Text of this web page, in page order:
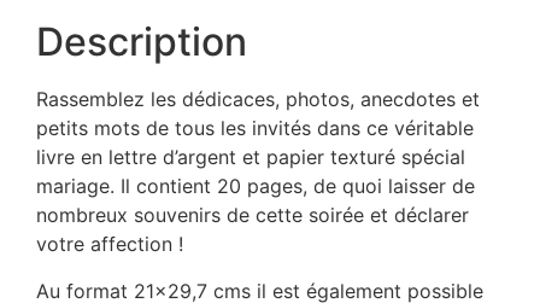
Description
Rassemblez les dédicaces, photos, anecdotes et
petits mots de tous les invités dans ce véritable
livre en lettre d’argent et papier texturé spécial
mariage. Il contient 20 pages, de quoi laisser de
nombreux souvenirs de cette soirée et déclarer
votre affection !
Au format 21×29,7 cms il est également possible